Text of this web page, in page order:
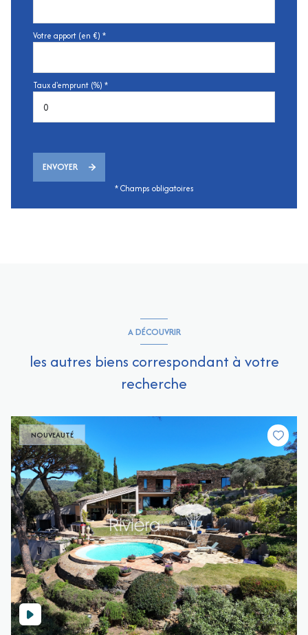
Votre apport (en €) *
Taux d'emprunt (%) *
ENVOYER
* Champs obligatoires
A DÉCOUVRIR
les autres biens correspondant à votre
recherche
NOUVEAUTÉ